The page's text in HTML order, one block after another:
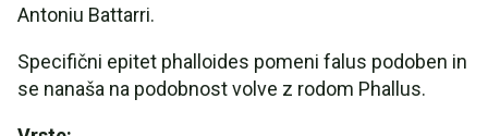
Antoniu Battarri.
Specifični epitet phalloides pomeni falus podoben in
se nanaša na podobnost volve z rodom Phallus.